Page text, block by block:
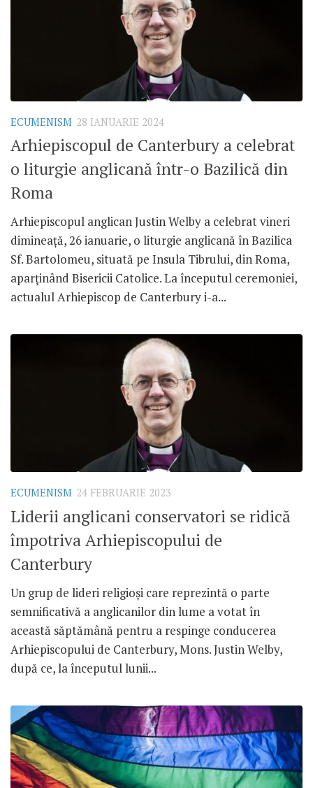
ECUMENISM 28 IANUARIE 2024
Arhiepiscopul de Canterbury a celebrat
o liturgie anglicană într-o Bazilică din
Roma
Arhiepiscopul anglican Justin Welby a celebrat vineri
dimineață, 26 ianuarie, o liturgie anglicană în Bazilica
Sf. Bartolomeu, situată pe Insula Tibrului, din Roma,
aparținând Bisericii Catolice. La începutul ceremoniei,
actualul Arhiepiscop de Canterbury i-a...
ECUMENISM 24 FEBRUARIE 2023
Liderii anglicani conservatori se ridică
împotriva Arhiepiscopului de
Canterbury
Un grup de lideri religioși care reprezintă o parte
semnificativă a anglicanilor din lume a votat în
această săptămână pentru a respinge conducerea
Arhiepiscopului de Canterbury, Mons. Justin Welby,
după ce, la începutul lunii...